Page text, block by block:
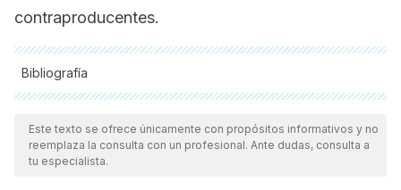
contraproducentes.
Bibliografía
Todas las fuentes citadas fueron revisadas a profundidad por
nuestro equipo, para asegurar su calidad, confiabilidad,
vigencia y validez.La bibliografía de este artículo fue
Este texto se ofrece únicamente con propósitos informativos y no
reemplaza la consulta con un profesional. Ante dudas, consulta a
tu especialista.